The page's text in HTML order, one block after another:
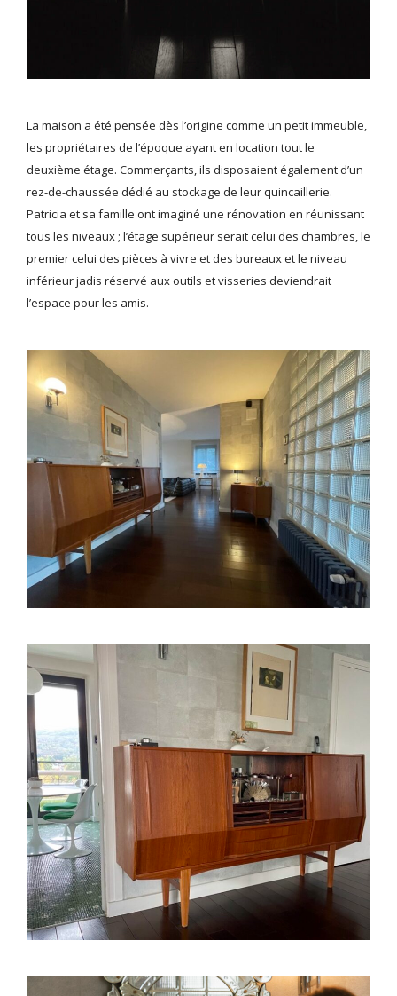
La maison a été pensée dès l’origine comme un petit immeuble,
les propriétaires de l’époque ayant en location tout le
deuxième étage. Commerçants, ils disposaient également d’un
rez-de-chaussée dédié au stockage de leur quincaillerie.
Patricia et sa famille ont imaginé une rénovation en réunissant
tous les niveaux ; l’étage supérieur serait celui des chambres, le
premier celui des pièces à vivre et des bureaux et le niveau
inférieur jadis réservé aux outils et visseries deviendrait
l’espace pour les amis.